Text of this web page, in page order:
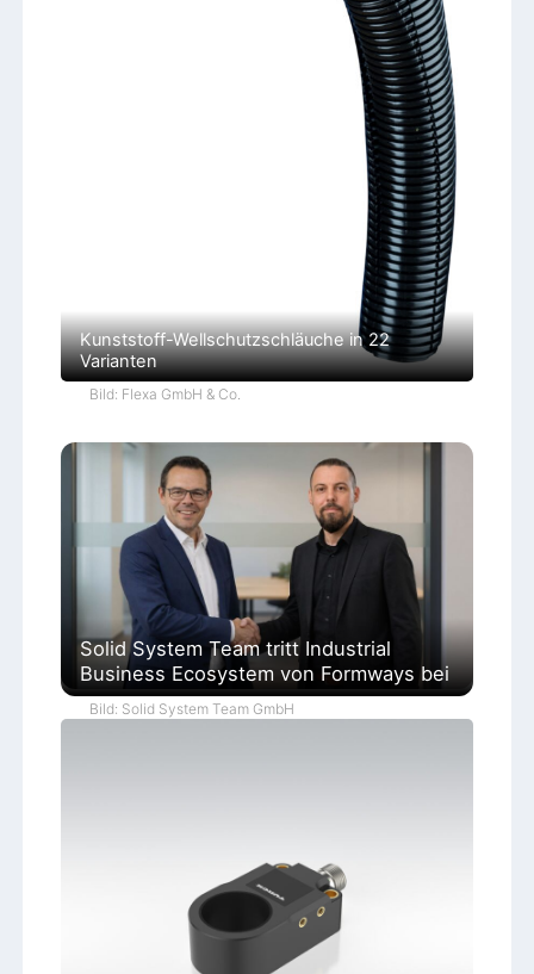
Kunststoff-Wellschutzschläuche in 22
Varianten
Bild: Flexa GmbH & Co.
Solid System Team tritt Industrial
Business Ecosystem von Formways bei
Bild: Solid System Team GmbH